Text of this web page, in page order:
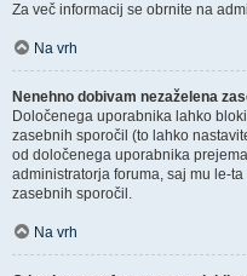
Za več informacij se obrnite na
Na vrh
Nenehno dobivam nezaželena
Določenega uporabnika lahko
zasebnih sporočil (to lahko
od določenega uporabnika
administratorja foruma, saj mu le-
zasebnih sporočil.
Na vrh